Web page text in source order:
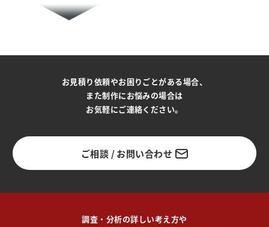
お見積り依頼やお困りごとがある場合、
また制作にお悩みの場合は
お気軽にご連絡ください。
ご相談 / お問い合わせ
調査・分析の詳しい考え方や